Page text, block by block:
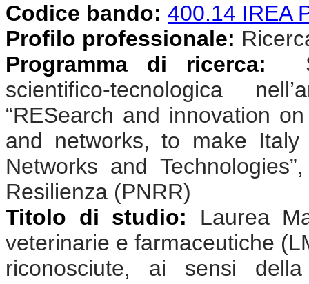
Codice bando: 400.14 IREA
Profilo professionale:
Programma di ricerca:
scientifico-tecnologica
“RESearch and innovation
and networks, to make Italy
Networks and
Resilienza (PNRR)
Titolo di studio:
Laurea
veterinarie e farmaceutiche
riconosciute, ai sensi